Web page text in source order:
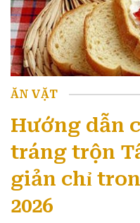
ĂN VẶT
Hướng dẫn
tráng trộn
giản chỉ
2026